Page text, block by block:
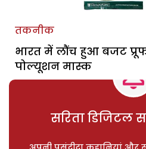
तकनीक
भारत में लौंच हुआ बजट
पोल्यूशन मास्क
सरिता डिजिटल